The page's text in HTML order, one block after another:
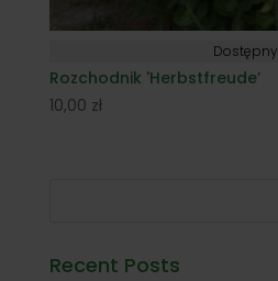
Dostępny
Rozchodnik 'Herbstfreude’
10,00 zł
Recent Posts